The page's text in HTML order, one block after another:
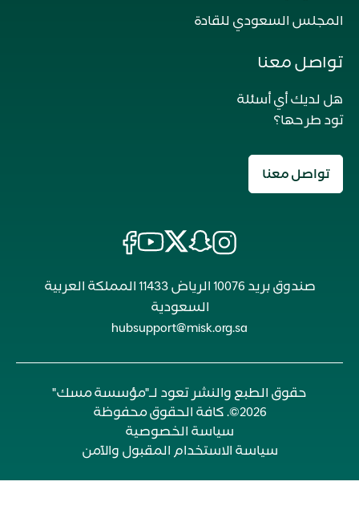
المجلس السعودي للقادة
تواصل معنا
هل لديك أي أسئلة
تود طرحها؟
تواصل معنا
صندوق بريد 10076 الرياض 11433 المملكة العربية
السعودية
hubsupport@misk.org.sa
حقوق الطبع والنشر تعود لـ"مؤسسة مسك"
2026©. كافة الحقوق محفوظة
سياسة الخصوصية
سياسة الاستخدام المقبول والآمن